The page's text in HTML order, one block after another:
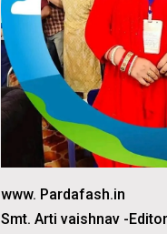
www. Pardafash.in
Smt. Arti vaishnav -